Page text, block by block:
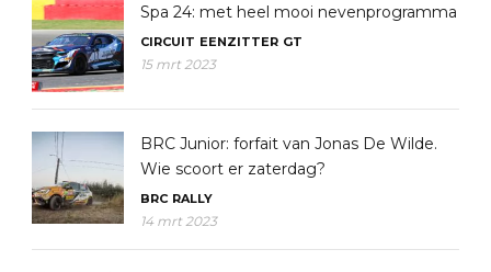
Spa 24: met heel mooi nevenprogramma
CIRCUIT EENZITTER GT
15 mrt 2023
BRC Junior: forfait van Jonas De Wilde.
Wie scoort er zaterdag?
BRC RALLY
14 mrt 2023